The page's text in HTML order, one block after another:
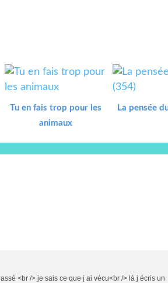
Tu en fais trop pour les
animaux
La pensée
<br /> je sais ce que j ai vécu<br /> là j écris un